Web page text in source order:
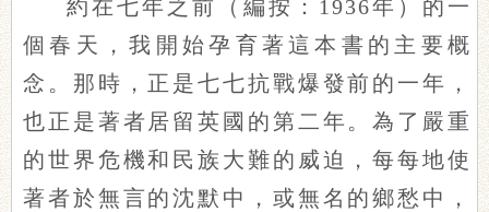
約在七年之前（ 編按：1936年 ）的一
個春天，我開始孕育著這本書的主要概
念。那時，正是七七抗戰爆發前的一年，
也正是著者居留英國的第二年。為了嚴重
的世界危機和民族大難的威迫，每每地使
著者於無言的沈默中，或無名的鄉愁中，